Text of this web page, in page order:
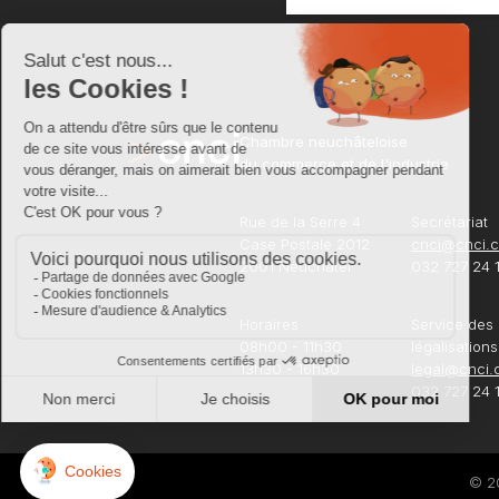
du commerce et de l'industrie
2001 Neuchâtel
Secrétariat
032 727 24
08h00 - 11h30
13h30 - 16h30
Service des
légalisations
032 727 24
©